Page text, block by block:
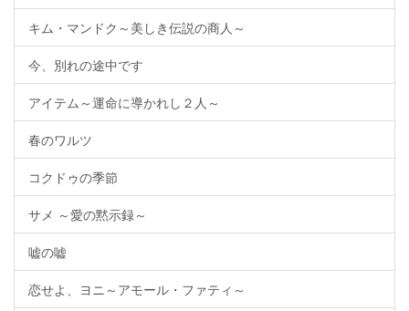
キム・マンドク～美しき伝説の商人～
今、別れの途中です
アイテム～運命に導かれし２人～
春のワルツ
コクドゥの季節
サメ ～愛の黙示録～
嘘の嘘
恋せよ、ヨニ～アモール・ファティ～